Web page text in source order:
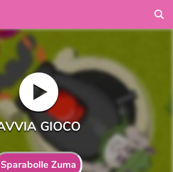
Sparabolle Zuma